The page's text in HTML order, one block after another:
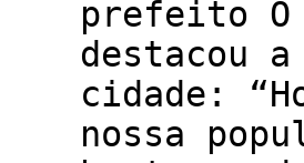
prefeito O
destacou
cidade:
nossa